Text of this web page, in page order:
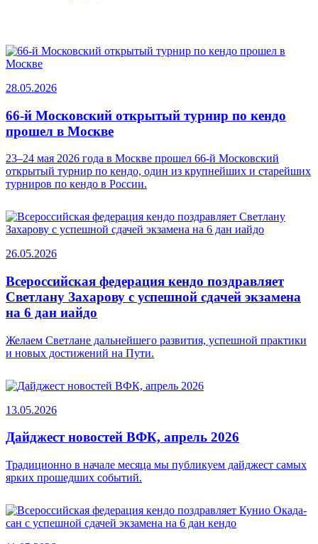
28.05.2026
66-й Московский открытый турнир по кендо
прошел в Москве
23–24 мая 2026 года в Москве прошел 66-й Московский
открытый турнир по кендо, один из крупнейших и старейших
турниров по кендо в России.
26.05.2026
Всероссийская федерация кендо поздравляет
Светлану Захарову с успешной сдачей экзамена
на 6 дан иайдо
Желаем Светлане дальнейшего развития, успешной практики
и новых достижений на Пути.
13.05.2026
Дайджест новостей ВФК, апрель 2026
Традиционно в начале месяца мы публикуем дайджест самых
ярких прошедших событий.